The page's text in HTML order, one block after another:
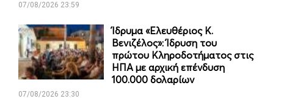
07/08/2026 23:59
Ίδρυμα «Ελευθέριος Κ.
Βενιζέλος»: Ίδρυση του
πρώτου Κληροδοτήματος στις
ΗΠΑ με αρχική επένδυση
100.000 δολαρίων
07/08/2026 23:30